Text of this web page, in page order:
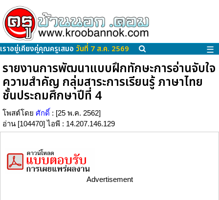
เราอยู่เคียงคู่คุณครูเสมอ วันที่ 7 ส.ค. 2569 ☰
รายงานการพัฒนาแบบฝึกทักษะการอ่านจับใจ
ความสำคัญ กลุ่มสาระการเรียนรู้ ภาษาไทย
ชั้นประถมศึกษาปีที่ 4
โพสต์โดย ศักดิ์ : [25 พ.ค. 2562]
อ่าน [104470] ไอพี : 14.207.146.129
Advertisement